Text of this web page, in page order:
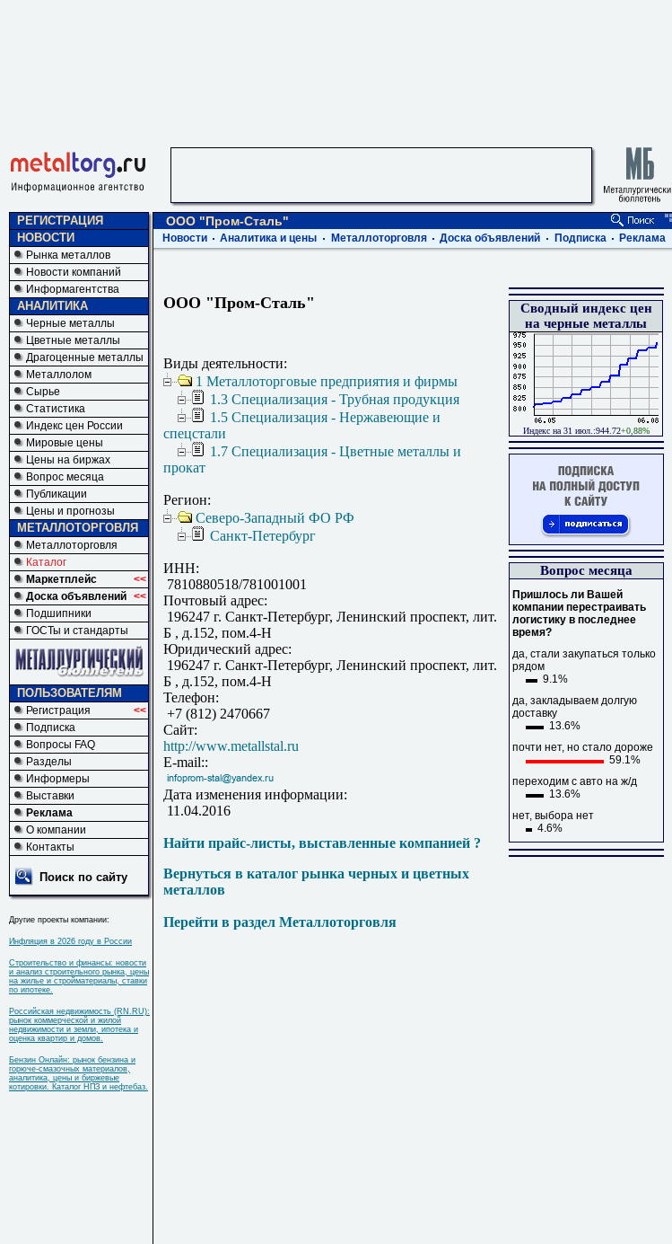
РЕГИСТРАЦИЯ
НОВОСТИ
Рынка металлов
Новости компаний
Информагентства
АНАЛИТИКА
Черные металлы
Цветные металлы
Драгоценные металлы
Металлолом
Сырье
Статистика
Индекс цен России
Мировые цены
Цены на биржах
Вопрос месяца
Публикации
Цены и прогнозы
МЕТАЛЛОТОРГОВЛЯ
Металлоторговля
Каталог
Маркетплейс
<<
Доска объявлений <<
Подшипники
ГОСТы и стандарты
ПОЛЬЗОВАТЕЛЯМ
Регистрация
<<
Подписка
Вопросы FAQ
Разделы
Информеры
Выставки
Реклама
О компании
Контакты
Поиск по сайту
Другие проекты компании:
Инфляция в 2026 году в России
Строительство и финансы: новости
и анализ строительного рынка, цены
на жилье и стройматериалы, ставки
по ипотеке.
Российская недвижимость (RN.RU):
рынок коммерческой и жилой
недвижимости и земли, ипотека и
оценка квартир и домов.
Бензин Онлайн: рынок бензина и
горюче-смазочных материалов,
аналитика, цены и биржевые
котировки. Каталог НПЗ и нефтебаз.
ООО "Пром-Сталь"
Новости Аналитика и цены Металлоторговля Доска объявлений Подписка Реклама
ООО "Пром-Сталь"
Виды деятельности:
1 Металлоторговые предприятия и фирмы
1.3 Специализация - Трубная продукция
1.5 Специализация - Нержавеющие и
спецстали
1.7 Специализация - Цветные металлы и
прокат
Регион:
Северо-Западный ФО РФ
Санкт-Петербург
ИНН:
7810880518/781001001
Почтовый адрес:
196247 г. Санкт-Петербург, Ленинский проспект, лит.
Б , д.152, пом.4-Н
Юридический адрес:
196247 г. Санкт-Петербург, Ленинский проспект, лит.
Б , д.152, пом.4-Н
Телефон:
+7 (812) 2470667
Сайт:
http://www.metallstal.ru
E-mail::
Дата изменения информации:
11.04.2016
Найти прайс-листы, выставленные компанией ?
Вернуться в каталог рынка черных и цветных
металлов
Перейти в раздел Металлоторговля
Сводный индекс цен
на черные металлы
Индекс на 31 июл.:944.72+0,88%
Вопрос месяца
Пришлось ли Вашей
компании перестраивать
логистику в последнее
время?
да, стали закупаться только
рядом
9.1%
да, закладываем долгую
доставку
13.6%
почти нет, но стало дороже
59.1%
переходим с авто на ж/д
13.6%
нет, выбора нет
4.6%